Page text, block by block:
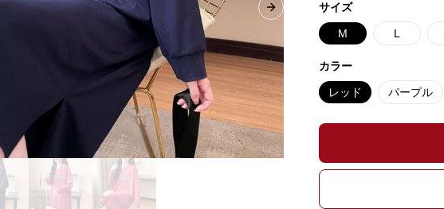
Next slide
サイズ
M L
カラー
レッド パープル